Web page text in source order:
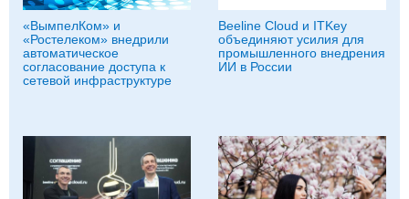
«ВымпелКом» и
«Ростелеком» внедрили
автоматическое
согласование доступа к
сетевой инфраструктуре
Beeline Cloud и ITKey
объединяют усилия для
промышленного внедрения
ИИ в России